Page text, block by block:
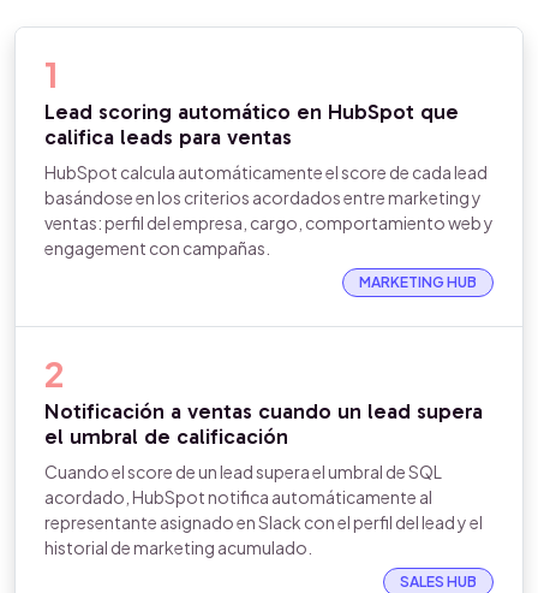
1
Lead scoring automático en HubSpot que
califica leads para ventas
HubSpot calcula automáticamente el score de cada lead
basándose en los criterios acordados entre marketing y
ventas: perfil del empresa, cargo, comportamiento web y
engagement con campañas.
MARKETING HUB
2
Notificación a ventas cuando un lead supera
el umbral de calificación
Cuando el score de un lead supera el umbral de SQL
acordado, HubSpot notifica automáticamente al
representante asignado en Slack con el perfil del lead y el
historial de marketing acumulado.
SALES HUB